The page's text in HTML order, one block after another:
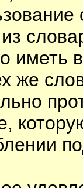
иметь
же